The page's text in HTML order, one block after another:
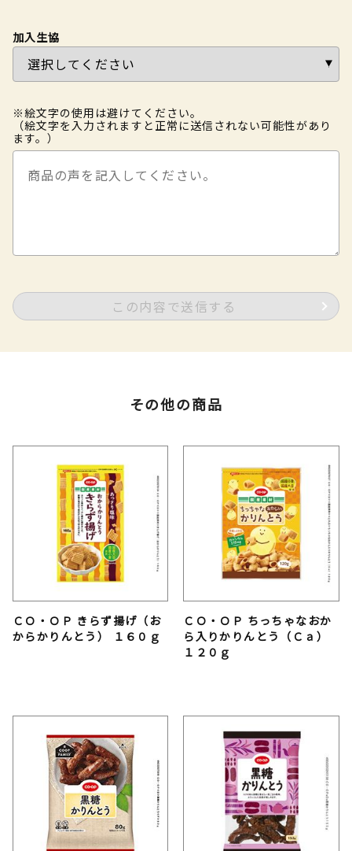
加入生協
※絵文字の使用は避けてください。
（絵文字を入力されますと正常に送信されない可能性があり
ます。）
この内容で送信する
その他の商品
ＣＯ・ＯＰ きらず揚げ（お
からかりんとう） １６０ｇ
ＣＯ・ＯＰ ちっちゃなおか
ら入りかりんとう（Ｃａ）
１２０ｇ